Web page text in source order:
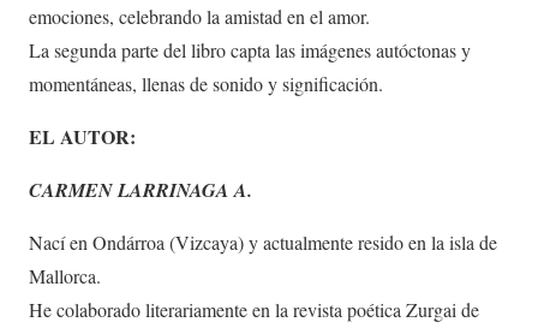
emociones, celebrando la amistad en el amor.
La segunda parte del libro capta las imágenes autóctonas y
momentáneas, llenas de sonido y significación.
EL AUTOR:
CARMEN LARRINAGA A.
Nací en Ondárroa (Vizcaya) y actualmente resido en la isla de
Mallorca.
He colaborado literariamente en la revista poética Zurgai de